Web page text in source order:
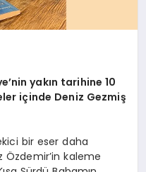
yakın tarihine 10
içinde Deniz Gezmiş
bir eser daha
Özdemir’in kaleme